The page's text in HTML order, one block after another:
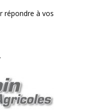
répondre à vos